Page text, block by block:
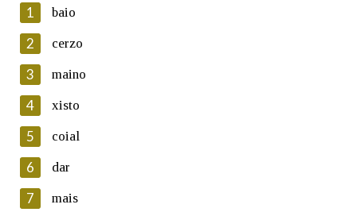
En cumprimento da normativa vixente en materia de
Protección de Datos de Carácter Persoal, a Real Academia
Galega informa a aqueles usuarios que faciliten o seu correo
electrónico, así como calquera outra información de carácter
persoal, que estes datos serán obxecto de tratamento
automatizado de carácter confidencial e incorporados aos seus
ficheiros informáticos. Así mesmo, os usuarios poderán exercer o
seu dereito de acceso, rectificación, oposición e cancelación dos
seus datos poñéndose en contacto connosco.
1 baio
2 cerzo
3 maino
4 xisto
5 coial
6 dar
7 mais